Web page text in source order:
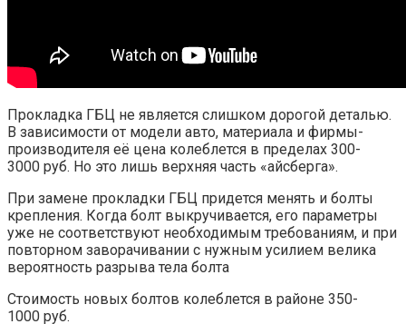
Прокладка ГБЦ не является слишком дорогой деталью.
В зависимости от модели авто, материала и фирмы-
производителя её цена колеблется в пределах 300-
3000 руб. Но это лишь верхняя часть «айсберга».
При замене прокладки ГБЦ придется менять и болты
крепления. Когда болт выкручивается, его параметры
уже не соответствуют необходимым требованиям, и при
повторном заворачивании с нужным усилием велика
вероятность разрыва тела болта
Стоимость новых болтов колеблется в районе 350-
1000 руб.